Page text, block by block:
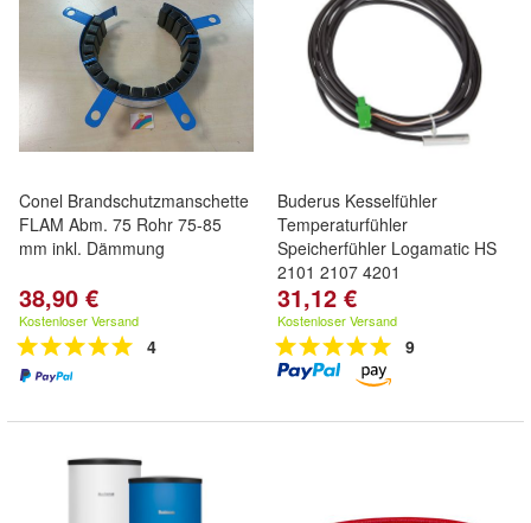
Conel Brandschutzmanschette
FLAM Abm. 75 Rohr 75-85
mm inkl. Dämmung
38,90 €
Kostenloser Versand
4
Buderus Kesselfühler
Temperaturfühler
Speicherfühler Logamatic HS
2101 2107 4201
31,12 €
Kostenloser Versand
9